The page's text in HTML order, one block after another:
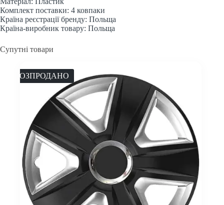
Комплект поставки: 4 ковпаки
Країна реєстрації бренду: Польща
Країна-виробник товару: Польща
Супутні товари
РОЗПРОДАНО